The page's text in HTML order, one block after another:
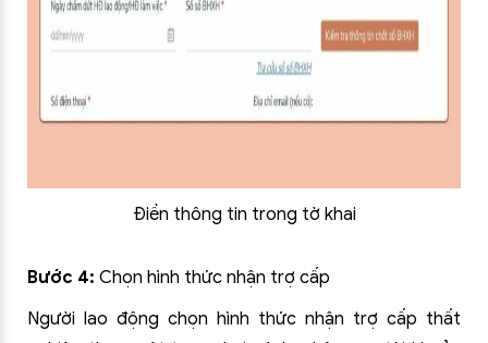
Điền thông tin trong tờ khai
Bước 4: Chọn hình thức nhận trợ cấp
Người lao động chọn hình thức nhận trợ cấp thất